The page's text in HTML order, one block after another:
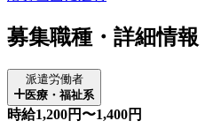
募集職種・詳細情報
派遣労働者
医療・福祉系
時給1,200円〜1,400円